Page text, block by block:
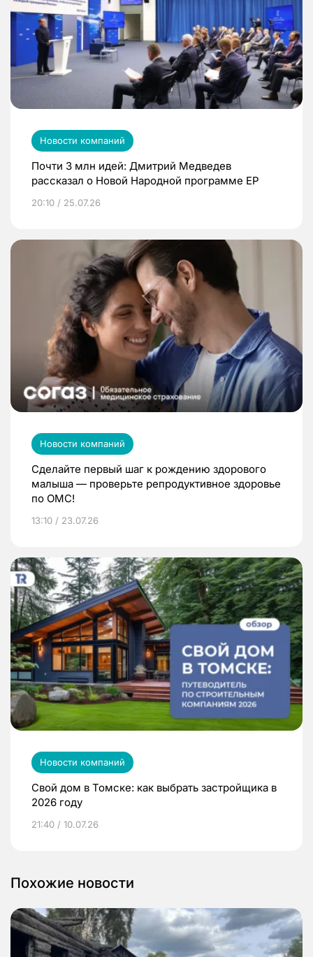
Новости компаний
Почти 3 млн идей: Дмитрий Медведев
рассказал о Новой Народной программе ЕР
20:10 / 25.07.26
Новости компаний
Сделайте первый шаг к рождению здорового
малыша — проверьте репродуктивное здоровье
по ОМС!
13:10 / 23.07.26
Новости компаний
Свой дом в Томске: как выбрать застройщика в
2026 году
21:40 / 10.07.26
Похожие новости